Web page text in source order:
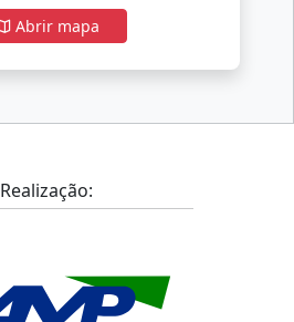
Abrir mapa
Realização: